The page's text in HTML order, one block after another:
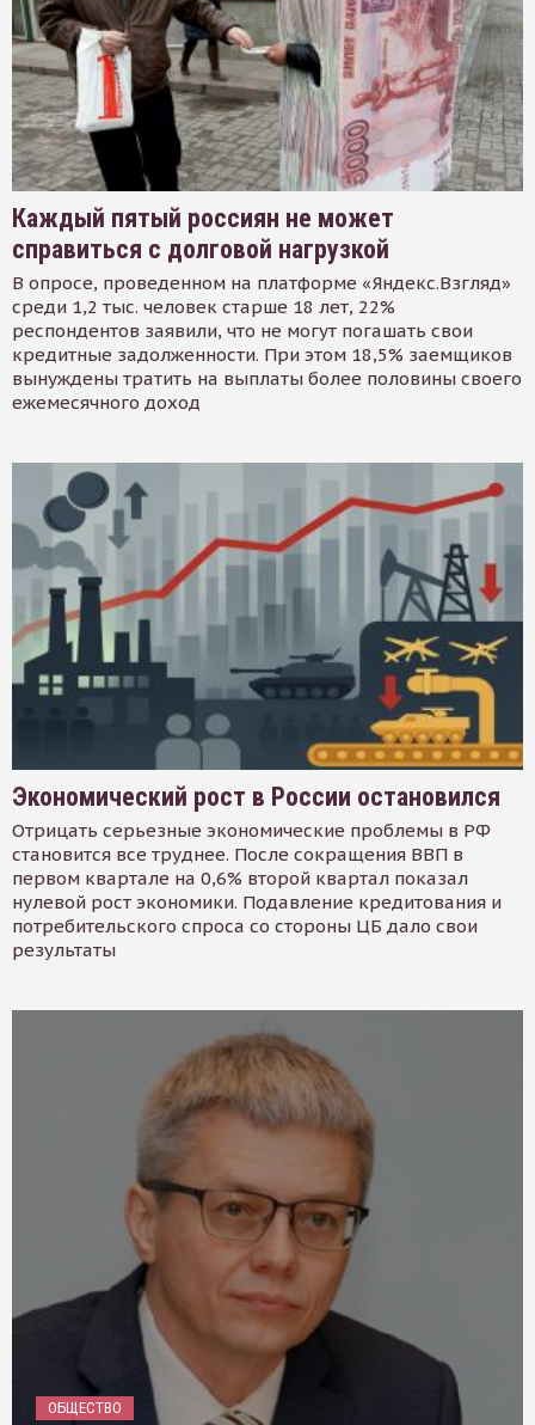
Каждый пятый россиян не может
справиться с долговой нагрузкой
В опросе, проведенном на платформе «Яндекс.Взгляд»
среди 1,2 тыс. человек старше 18 лет, 22%
респондентов заявили, что не могут погашать свои
кредитные задолженности. При этом 18,5% заемщиков
вынуждены тратить на выплаты более половины своего
ежемесячного доход
Экономический рост в России остановился
Отрицать серьезные экономические проблемы в РФ
становится все труднее. После сокращения ВВП в
первом квартале на 0,6% второй квартал показал
нулевой рост экономики. Подавление кредитования и
потребительского спроса со стороны ЦБ дало свои
результаты
ОБЩЕСТВО